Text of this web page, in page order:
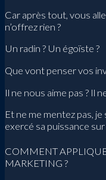
Car après tout, vous
n’offrez rien ?
Un radin ? Un égoïste ?
Que vont penser vos
Il ne nous aime pas ? Il
Et ne me mentez pas,
exercé sa puissance
COMMENT
MARKETING ?